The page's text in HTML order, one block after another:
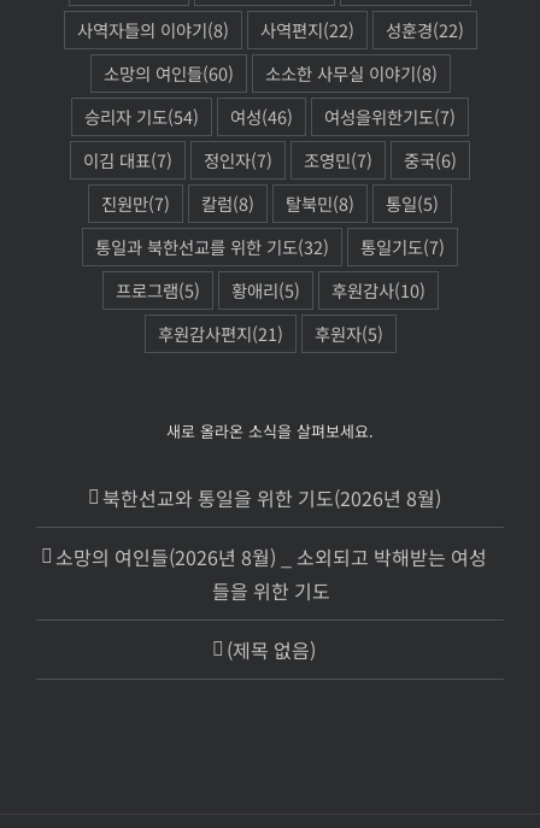
사역자들의 이야기(8) 사역편지(22) 성훈경(22)
소망의 여인들(60) 소소한 사무실 이야기(8)
승리자 기도(54) 여성(46) 여성을위한기도(7)
이김 대표(7) 정인자(7) 조영민(7) 중국(6)
진원만(7) 칼럼(8) 탈북민(8) 통일(5)
통일과 북한선교를 위한 기도(32) 통일기도(7)
프로그램(5) 황애리(5) 후원감사(10)
후원감사편지(21) 후원자(5)
새로 올라온 소식을 살펴보세요.
북한선교와 통일을 위한 기도(2026년 8월)
소망의 여인들(2026년 8월) _ 소외되고 박해받는 여성
들을 위한 기도
(제목 없음)